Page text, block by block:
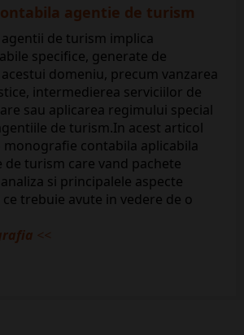
agentie de turism
de turism implica
specifice, generate de
domeniu, precum vanzarea
intermedierea serviciilor de
sau aplicarea regimului special
de turism.In acest articol
contabila aplicabila
turism care vand pachete
si principalele aspecte
trebuie avute in vedere de o
<<